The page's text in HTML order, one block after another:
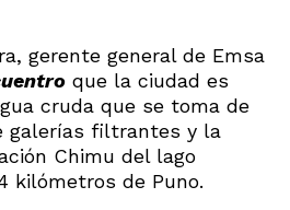
gerente general de Emsa
que la ciudad es
cruda que se toma de
galerías filtrantes y la
Chimu del lago
kilómetros de Puno.